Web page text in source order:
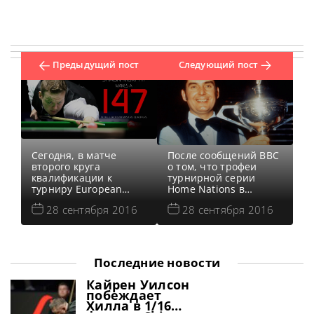
Предыдущий пост
Сегодня, в матче
второго круга
квалификации к
турниру European
Masters, Шон Мерфи
сыграл свой пятый
максимальный брейк
во втором фрейме
матча между Мерфи и
Аланом Тейлором.
Встречу, кстати,
Волшебник пока что
28 сентября 2016
Следующий пост
После сообщений BBC
о том, что трофеи
турнирной серии
Home Nations в
Англии и Северной
Ирландии были
названы в честь
сомневался, что
обретет имя Рэя
Риардона. Так и
28 сентября 2016
Последние новости
Кайрен Уилсон
побеждает
Хилла в 1/16